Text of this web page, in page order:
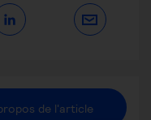
Ouvrir
dans
de l'article